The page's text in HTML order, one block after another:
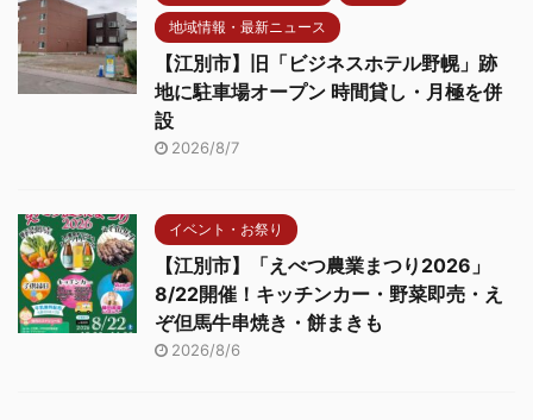
地域情報・最新ニュース
【江別市】旧「ビジネスホテル野幌」跡
地に駐車場オープン 時間貸し・月極を併
設
2026/8/7
イベント・お祭り
【江別市】「えべつ農業まつり2026」
8/22開催！キッチンカー・野菜即売・え
ぞ但馬牛串焼き・餅まきも
2026/8/6